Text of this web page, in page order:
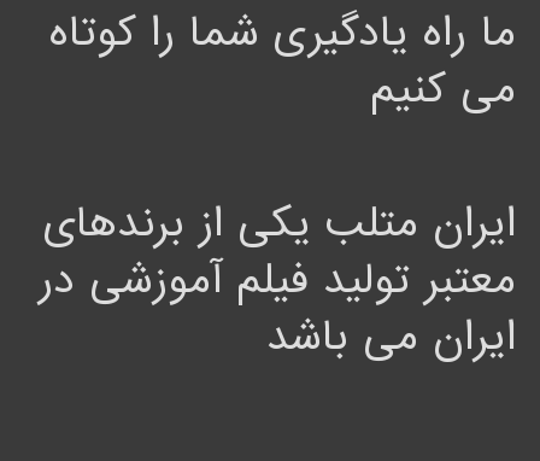
ما راه یادگیری شما را کوتاه
می کنیم
ایران متلب یکی از برندهای
معتبر تولید فیلم آموزشی در
ایران می باشد